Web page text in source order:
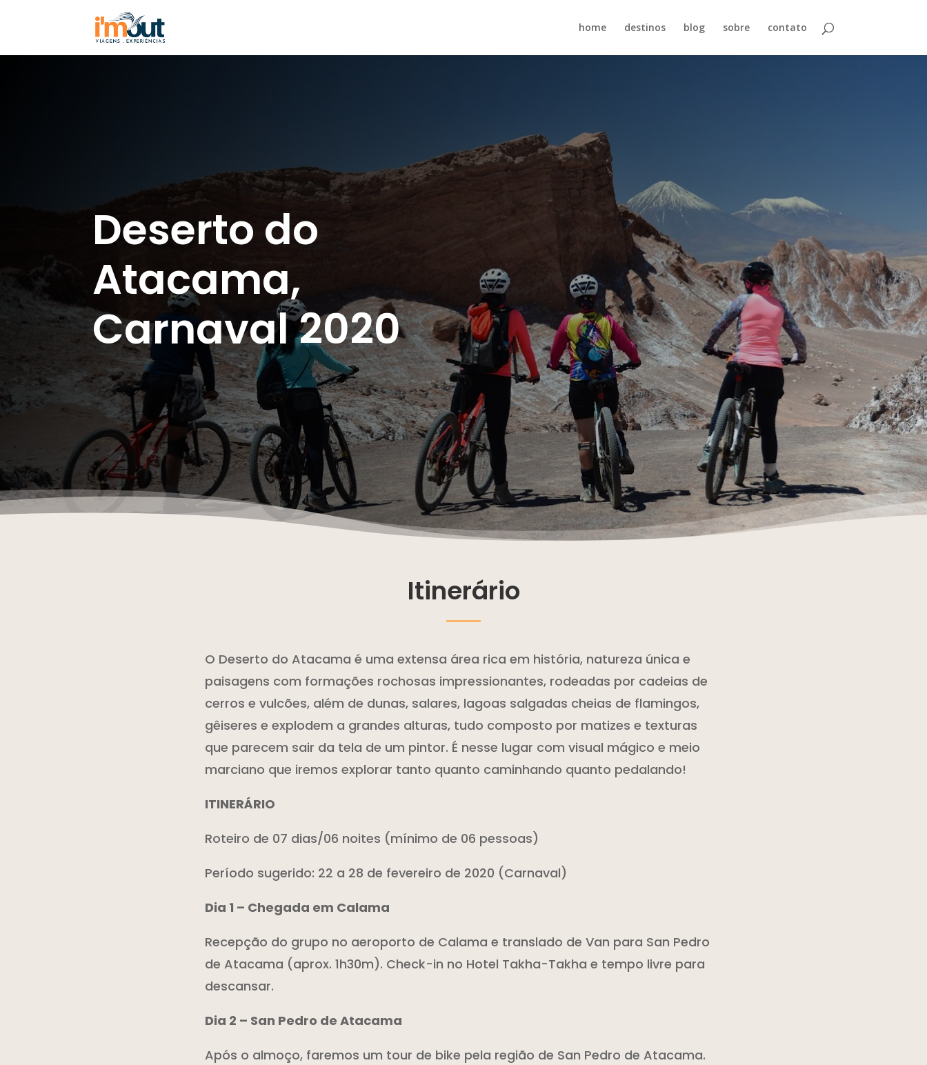
home destinos blog sobre contato
Deserto do
Atacama,
Carnaval 2020
Itinerário
O Deserto do Atacama é uma extensa área rica em história, natureza única e
paisagens com formações rochosas impressionantes, rodeadas por cadeias de
cerros e vulcões, além de dunas, salares, lagoas salgadas cheias de flamingos,
gêiseres e explodem a grandes alturas, tudo composto por matizes e texturas
que parecem sair da tela de um pintor. É nesse lugar com visual mágico e meio
marciano que iremos explorar tanto quanto caminhando quanto pedalando!
ITINERÁRIO
Roteiro de 07 dias/06 noites (mínimo de 06 pessoas)
Período sugerido: 22 a 28 de fevereiro de 2020 (Carnaval)
Dia 1 – Chegada em Calama
Recepção do grupo no aeroporto de Calama e translado de Van para San Pedro
de Atacama (aprox. 1h30m). Check-in no Hotel Takha-Takha e tempo livre para
descansar.
Dia 2 – San Pedro de Atacama
Após o almoço, faremos um tour de bike pela região de San Pedro de Atacama.